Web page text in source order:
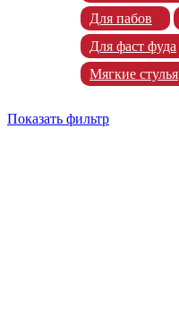
Для пабов
Для фаст фуда
Мягкие стулья
Показать фильтр